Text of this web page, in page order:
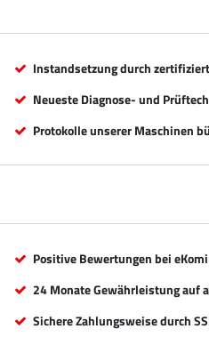
Instandsetzung durch
Neueste Diagnose- und
Protokolle unserer Maschinen
Positive Bewertungen bei
24 Monate Gewährleistung auf
Sichere Zahlungsweise durch